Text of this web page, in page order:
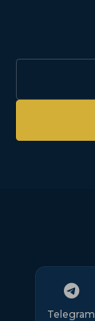
Telegram